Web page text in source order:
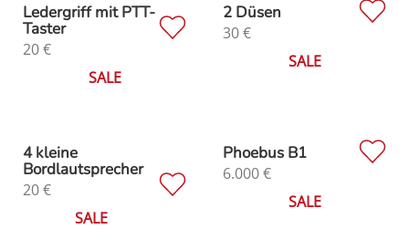
Ledergriff mit PTT-
Taster
20€
SALE
2 Düsen
30€
SALE
4 kleine
Bordlautsprecher
20€
SALE
Phoebus B1
6.000€
SALE